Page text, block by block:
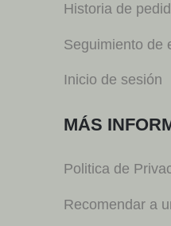
Historia de
Seguimiento de
Inicio de sesión
MÁS
Politica de
Recomendar a